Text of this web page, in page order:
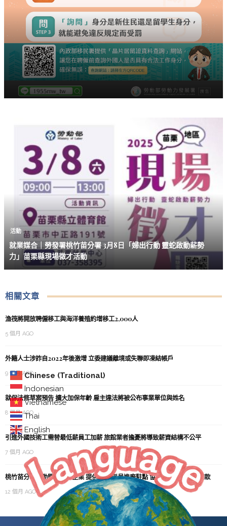
Chinese (Traditional)
Indonesian
Vietnamese
Thai
English
活動
就業媒合｜勞發署桃竹苗分署 3月8日「婦出行動 靈蛇啟動薪勢
力」苗栗縣現場徵才活動
相關文章
漁筏將開放聘僱移工與海洋養殖約增移工2,000人
5 個月 AGO
外籍人士涉詐自2022年後激增 立委建議離境或失聯即凍結帳戶
9 個月 AGO
就保法修草案預告 擴大加保年齡 雇主違法將被公布事業單位與姓名
8 個月 AGO
引進外國技術工需替最低薪員工加薪 旅館業者擔憂將導致薪資結構不公平
7 個月 AGO
桃竹苗分署主動關懷轄區企業 提供服務 派員進廠駐點 協助勞工加速審核撥款
12 個月 AGO